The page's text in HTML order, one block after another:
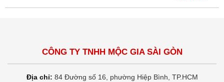
CÔNG TY TNHH MỘC GIA SÀI GÒN
Địa chỉ: 84 Đường số 16, phường Hiệp Bình, TP.HCM